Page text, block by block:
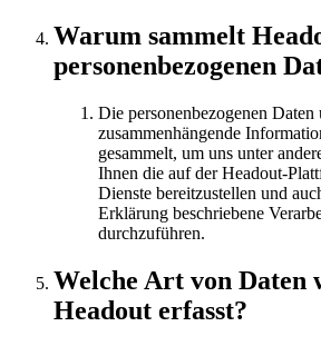
Warum sammelt
personenbezogenen
Die personenbezogenen Daten
zusammenhängende
gesammelt, um uns unter
Ihnen die auf der Headout-
Dienste bereitzustellen und
Erklärung beschriebene
durchzuführen.
Welche Art von Daten
Headout erfasst?